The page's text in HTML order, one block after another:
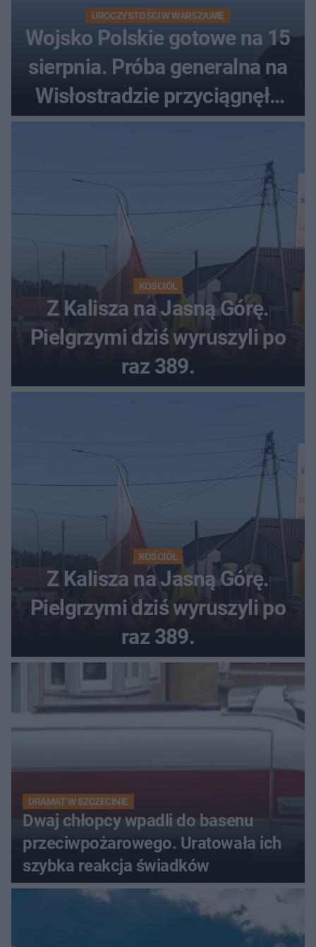
UROCZYSTOŚCI W WARSZAWIE
Wojsko Polskie gotowe na 15
sierpnia. Próba generalna na
Wisłostradzie przyciągnęła
tłumy
KOŚCIÓŁ
Z Kalisza na Jasną Górę.
Pielgrzymi dziś wyruszyli po
raz 389.
KOŚCIÓŁ
Z Kalisza na Jasną Górę.
Pielgrzymi dziś wyruszyli po
raz 389.
DRAMAT W SZCZECINIE
Dwaj chłopcy wpadli do basenu
przeciwpożarowego. Uratowała ich
szybka reakcja świadków